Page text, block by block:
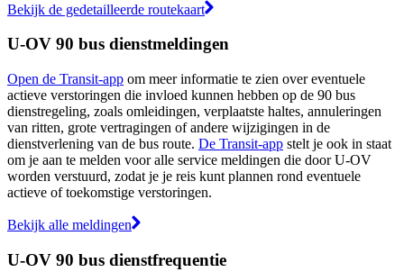
Bekijk de gedetailleerde routekaart
U-OV 90 bus dienstmeldingen
Open de Transit-app om meer informatie te zien over eventuele
actieve verstoringen die invloed kunnen hebben op de 90 bus
dienstregeling, zoals omleidingen, verplaatste haltes, annuleringen
van ritten, grote vertragingen of andere wijzigingen in de
dienstverlening van de bus route. De Transit-app stelt je ook in staat
om je aan te melden voor alle service meldingen die door U-OV
worden verstuurd, zodat je je reis kunt plannen rond eventuele
actieve of toekomstige verstoringen.
Bekijk alle meldingen
U-OV 90 bus dienstfrequentie